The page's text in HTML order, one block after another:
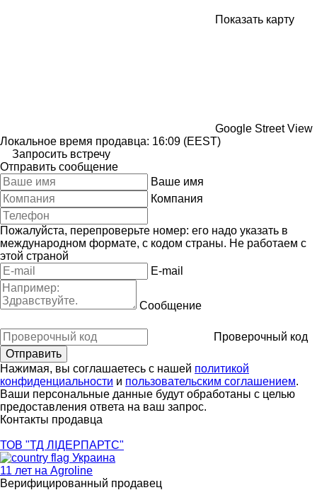
Показать карту
Google Street View
Локальное время продавца: 16:09 (EEST)
Запросить встречу
Отправить сообщение
Ваше имя
Компания
Пожалуйста, перепроверьте номер: его надо указать в
международном формате, с кодом страны. Не работаем с
этой страной
E-mail
Сообщение
Проверочный код
Нажимая, вы соглашаетесь с нашей политикой
конфиденциальности и пользовательским соглашением.
Ваши персональные данные будут обработаны с целью
предоставления ответа на ваш запрос.
Контакты продавца
ТОВ "ТД ЛІДЕРПАРТС"
Украина
11 лет на Agroline
Верифицированный продавец